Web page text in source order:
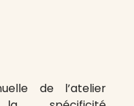
de l’atelier